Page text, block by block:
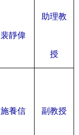
裴靜偉
助理教
授
施養信 副教授